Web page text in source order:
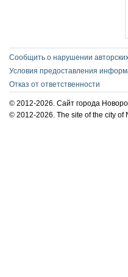
Сообщить о нарушении
Условия предоставления
Отказ от ответственности
© 2012-2026. Сайт города
© 2012-2026. The site of the city of